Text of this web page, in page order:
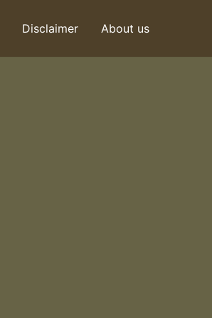
Disclaimer About us